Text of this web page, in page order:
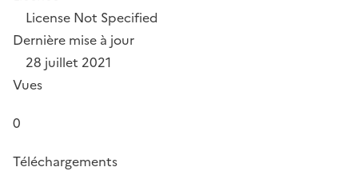
License Not Specified
Dernière mise à jour
28 juillet 2021
Vues
0
Téléchargements